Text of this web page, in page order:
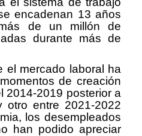
encadenan 13 años
de un millón de
durante más de
el mercado laboral ha
de creación
2014-2019 posterior a
otro entre 2021-2022
los desempleados
han podido apreciar